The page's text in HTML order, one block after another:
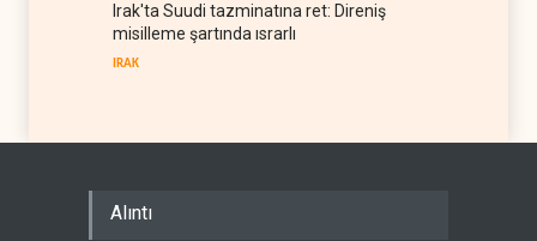
Irak'ta Suudi tazminatına ret: Direniş
misilleme şartında ısrarlı
IRAK
Alıntı